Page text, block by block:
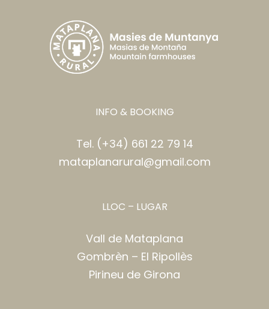
INFO & BOOKING
Tel. (+34) 661 22 79 14
mataplanarural@gmail.com
LLOC – LUGAR
Vall de Mataplana
Gombrèn – El Ripollès
Pirineu de Girona